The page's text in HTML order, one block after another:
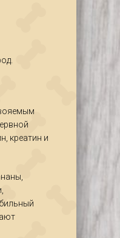
креатин и